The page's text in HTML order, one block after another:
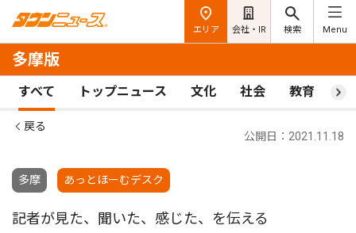
エリア 会社・IR 検索 Menu
多摩版
すべて トップニュース 文化 社会 教育 ス
戻る
多摩 あっとほーむデスク
公開日：2021.11.18
記者が見た、聞いた、感じた、を伝える